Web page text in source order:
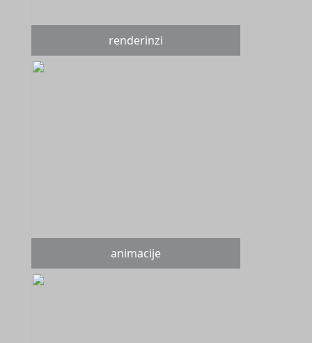
renderinzi
animacije